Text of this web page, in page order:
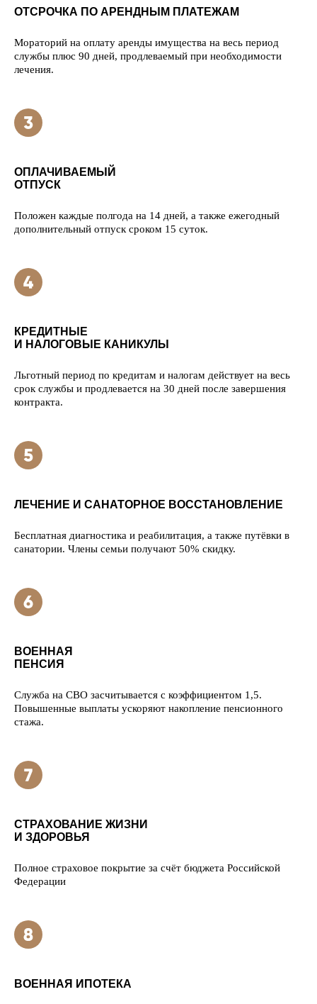
ОТСРОЧКА ПО АРЕНДНЫМ ПЛАТЕЖАМ
Мораторий на оплату аренды имущества на весь период
службы плюс 90 дней, продлеваемый при необходимости
лечения.
ОПЛАЧИВАЕМЫЙ
ОТПУСК
Положен каждые полгода на 14 дней, а также ежегодный
дополнительный отпуск сроком 15 суток.
КРЕДИТНЫЕ
И НАЛОГОВЫЕ КАНИКУЛЫ
Льготный период по кредитам и налогам действует на весь
срок службы и продлевается на 30 дней после завершения
контракта.
ЛЕЧЕНИЕ И САНАТОРНОЕ ВОССТАНОВЛЕНИЕ
Бесплатная диагностика и реабилитация, а также путёвки в
санатории. Члены семьи получают 50% скидку.
ВОЕННАЯ
ПЕНСИЯ
Служба на СВО засчитывается с коэффициентом 1,5.
Повышенные выплаты ускоряют накопление пенсионного
стажа.
СТРАХОВАНИЕ ЖИЗНИ
И ЗДОРОВЬЯ
Полное страховое покрытие за счёт бюджета Российской
Федерации
ВОЕННАЯ ИПОТЕКА